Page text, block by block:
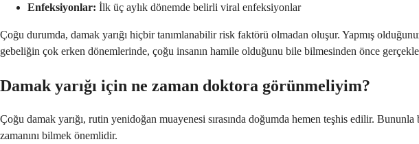
Enfeksiyonlar: İlk üç aylık dönemde belirli viral enfeksiyonlar
Çoğu durumda, damak yarığı hiçbir tanımlanabilir risk faktörü olmadan oluşur. Yapmış
gebeliğin çok erken dönemlerinde, çoğu insanın hamile olduğunu bile bilmesinden önce
Damak yarığı için ne zaman doktora görünmeliyim?
Çoğu damak yarığı, rutin yenidoğan muayenesi sırasında doğumda hemen teşhis edilir.
zamanını bilmek önemlidir.